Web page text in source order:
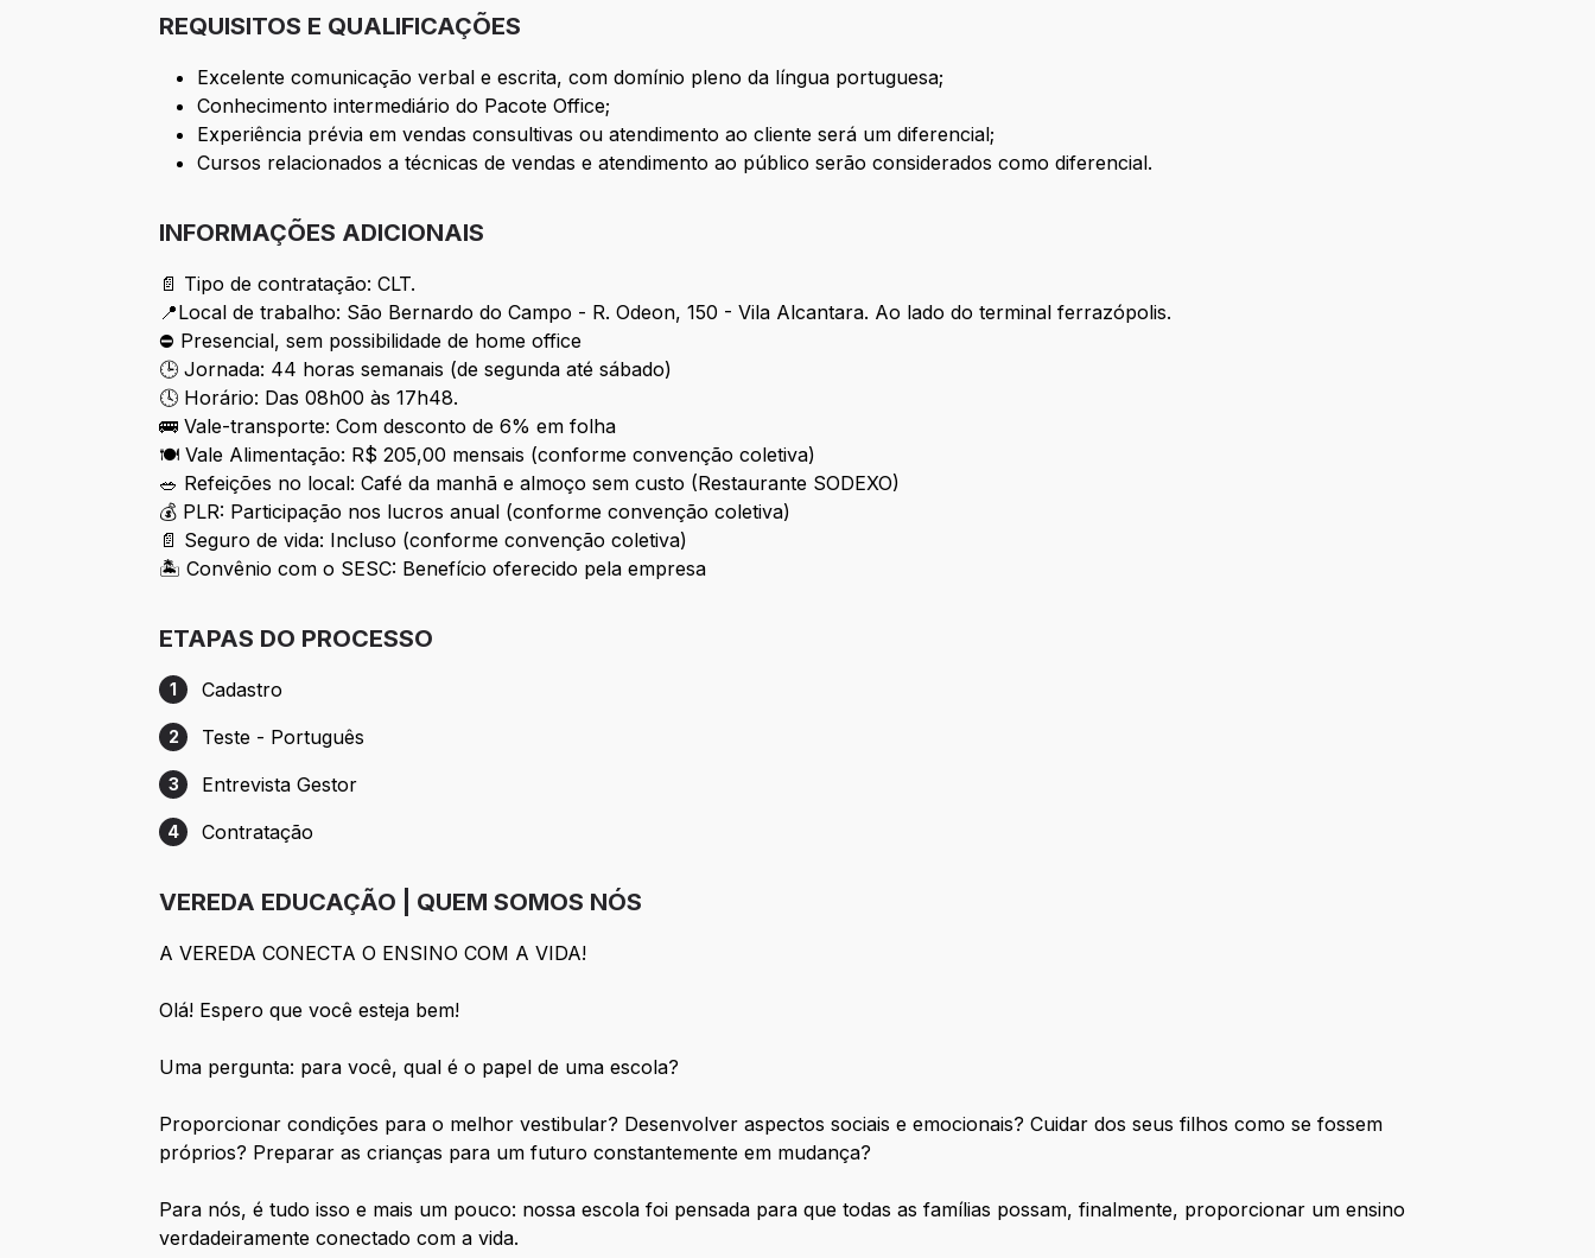
REQUISITOS E QUALIFICAÇÕES
Excelente comunicação verbal e escrita, com domínio pleno da língua portuguesa;
Conhecimento intermediário do Pacote Office;
Experiência prévia em vendas consultivas ou atendimento ao cliente será um diferencial;
Cursos relacionados a técnicas de vendas e atendimento ao público serão considerados como diferencial.
INFORMAÇÕES ADICIONAIS
📄 Tipo de contratação: CLT.
📍Local de trabalho: São Bernardo do Campo - R. Odeon, 150 - Vila Alcantara. Ao lado do terminal ferrazópolis.
⛔ Presencial, sem possibilidade de home office
🕒 Jornada: 44 horas semanais (de segunda até sábado)
🕓 Horário: Das 08h00 às 17h48.
🚌 Vale-transporte: Com desconto de 6% em folha
🍽️ Vale Alimentação: R$ 205,00 mensais (conforme convenção coletiva)
🥗 Refeições no local: Café da manhã e almoço sem custo (Restaurante SODEXO)
💰 PLR: Participação nos lucros anual (conforme convenção coletiva)
📄 Seguro de vida: Incluso (conforme convenção coletiva)
🏝️ Convênio com o SESC: Benefício oferecido pela empresa
ETAPAS DO PROCESSO
Etapa 1: Cadastro
1 Cadastro
Etapa 2: Teste - Português
2 Teste - Português
Etapa 3: Entrevista Gestor
3 Entrevista Gestor
Etapa 4: Contratação
4 Contratação
VEREDA EDUCAÇÃO | QUEM SOMOS NÓS
A VEREDA CONECTA O ENSINO COM A VIDA!
Olá! Espero que você esteja bem!
Uma pergunta: para você, qual é o papel de uma escola?
Proporcionar condições para o melhor vestibular? Desenvolver aspectos sociais e emocionais? Cuidar dos seus filhos como se fossem
próprios? Preparar as crianças para um futuro constantemente em mudança?
Para nós, é tudo isso e mais um pouco: nossa escola foi pensada para que todas as famílias possam, finalmente, proporcionar um ensino
verdadeiramente conectado com a vida.